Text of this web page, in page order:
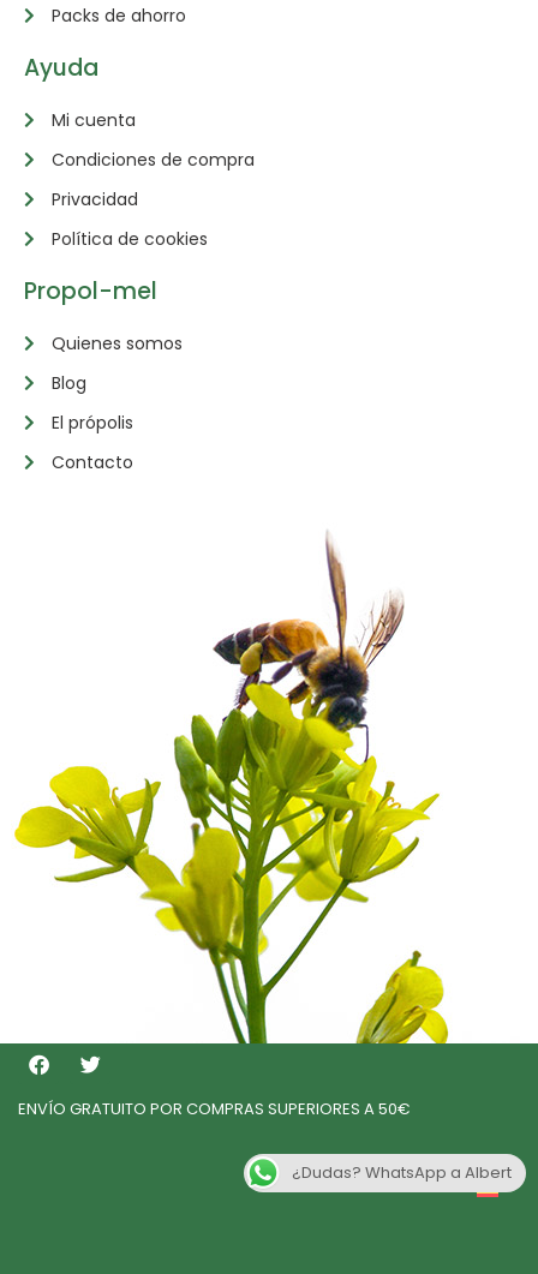
Packs de ahorro
Ayuda
Mi cuenta
Condiciones de compra
Privacidad
Política de cookies
Propol-mel
Quienes somos
Blog
El própolis
Contacto
ENVÍO GRATUITO POR COMPRAS SUPERIORES A 50€
¿Dudas? WhatsApp a Albert